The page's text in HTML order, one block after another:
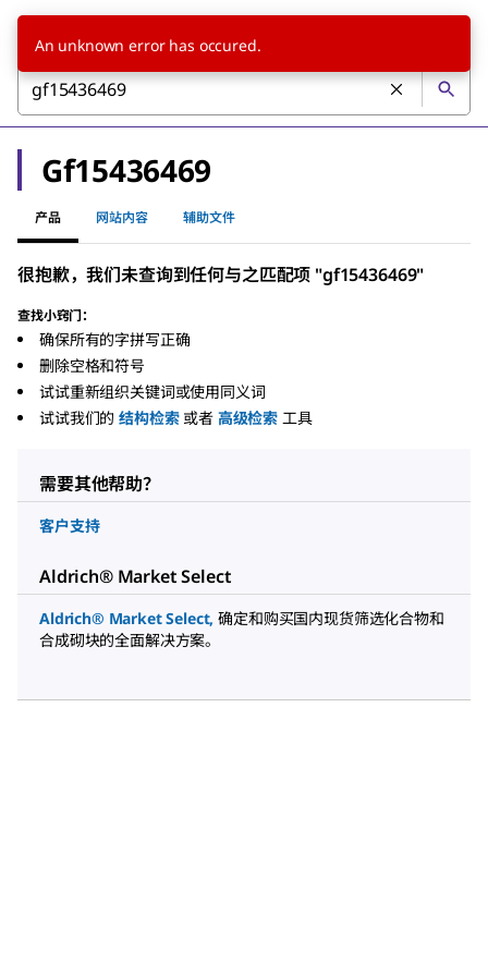
Gf15436469
产品 网站内容 辅助文件
很抱歉，我们未查询到任何与之匹配项 "gf15436469"
查找小窍门：
确保所有的字拼写正确
删除空格和符号
试试重新组织关键词或使用同义词
试试我们的 结构检索 或者 高级检索 工具
需要其他帮助？
客户支持
Aldrich® Market Select
Aldrich® Market Select, 确定和购买国内现货筛选化合物和
合成砌块的全面解决方案。
An unknown error has occured.